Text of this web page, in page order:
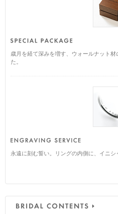
歳月を経て深みを増す、ウォールナット
た。
永遠に刻む誓い。リングの内側に、イニ